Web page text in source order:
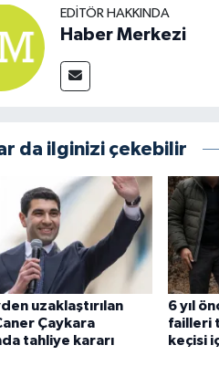
EDITÖR HAKKINDA
Haber Merkezi
da ilginizi çekebilir
uzaklaştırılan
Çaykara
tahliye kararı
6 yıl
failleri
keçisi